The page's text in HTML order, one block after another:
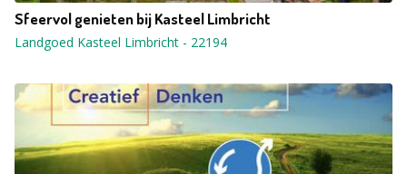
Sfeervol genieten bij Kasteel Limbricht
Landgoed Kasteel Limbricht - 22194